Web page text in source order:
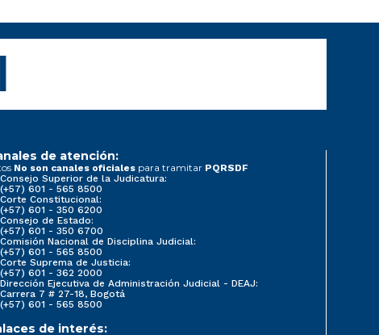
de atención:
No son canales oficiales para tramitar PQRSDF
Consejo Superior de la Judicatura:
(+57) 601 - 565 8500
Corte Constitucional:
(+57) 601 - 350 6200
Consejo de Estado:
(+57) 601 - 350 6700
Comisión Nacional de Disciplina Judicial:
(+57) 601 - 565 8500
Corte Suprema de Justicia:
(+57) 601 - 362 2000
Dirección Ejecutiva de Administración Judicial - DEAJ:
Carrera 7 # 27-18, Bogotá
(+57) 601 - 565 8500
de interés: